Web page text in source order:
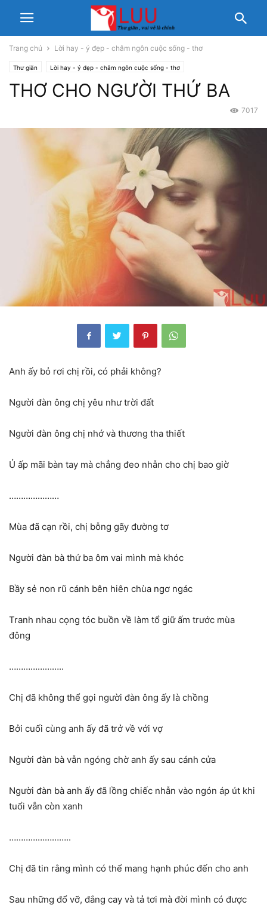
Trang chủ Lời hay - ý đẹp - châm ngôn cuộc sống - thơ
Thư giãn Lời hay - ý đẹp - châm ngôn cuộc sống - thơ
THƠ CHO NGƯỜI THỨ BA
7017
Anh ấy bỏ rơi chị rồi, có phải không?
Người đàn ông chị yêu như trời đất
Người đàn ông chị nhớ và thương tha thiết
Ủ ấp mãi bàn tay mà chẳng đeo nhẫn cho chị bao giờ
…………………
Mùa đã cạn rồi, chị bỗng gãy đường tơ
Người đàn bà thứ ba ôm vai mình mà khóc
Bầy sẻ non rũ cánh bên hiên chùa ngơ ngác
Tranh nhau cọng tóc buồn về làm tổ giữ ấm trước mùa
đông
…………………..
Chị đã không thể gọi người đàn ông ấy là chồng
Bởi cuối cùng anh ấy đã trở về với vợ
Người đàn bà vẫn ngóng chờ anh ấy sau cánh cửa
Người đàn bà anh ấy đã lồng chiếc nhẫn vào ngón áp út khi
tuổi vẫn còn xanh
……………………..
Chị đã tin rằng mình có thể mang hạnh phúc đến cho anh
Sau những đổ vỡ, đắng cay và tả tơi mà đời mình có được